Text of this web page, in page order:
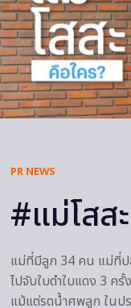
PR NEWS
#แม่โสส
แม่ที่มีลูก 34 คน แม่ที่
ไปจับใบดำใบแดง 3 ค
แม้แต่รดน้ำศพลูก ในป